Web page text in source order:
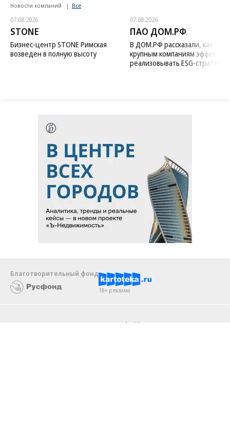
Новости компаний Все
07.08.2026
STONE
Бизнес-центр STONE Римская
возведен в полную высоту
07.08.2026
ПАО ДОМ.РФ
В ДОМ.РФ рассказали, как
крупным компаниям
реализовывать ESG-стратегию
Благотворительный фонд
18+ реклама
Android